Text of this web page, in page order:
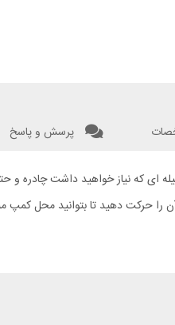
پرسش و پاسخ
را حرکت دهید تا بتوانید محل کمپ